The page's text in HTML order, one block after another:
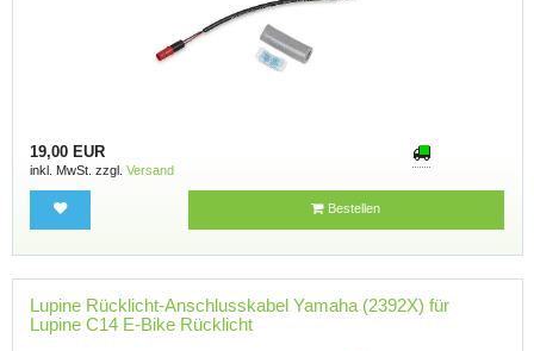
19,00 EUR
inkl. MwSt. zzgl. Versand
Bestellen
Lupine Rücklicht-Anschlusskabel Yamaha (2392X) für
Lupine C14 E-Bike Rücklicht